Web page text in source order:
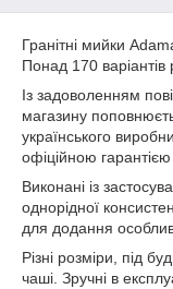
Гранітні мийки
Понад 170 варіантів
Із задоволенням
магазину
українського
офіційною
Виконані із
однорідної
для додання
Різні розміри, під
чаші. Зручні в